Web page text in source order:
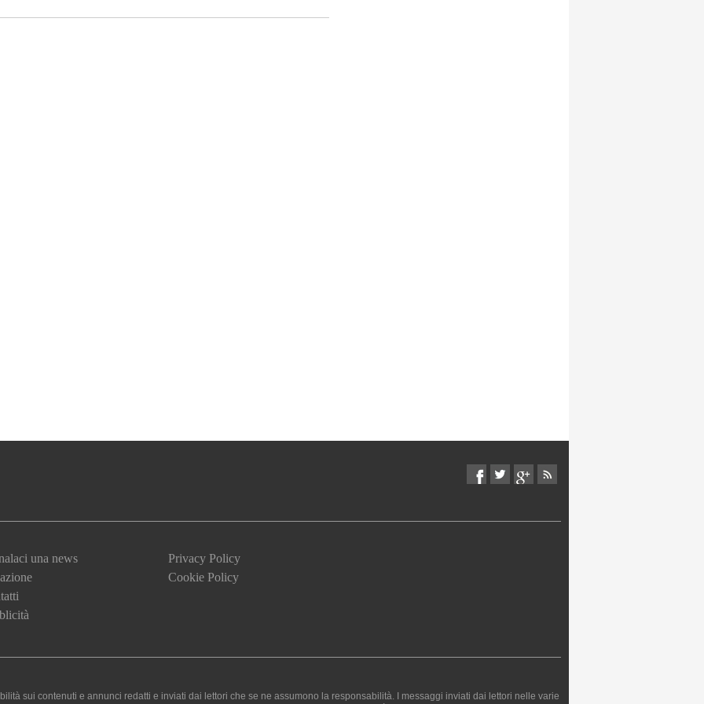
una news
Privacy Policy
Cookie Policy
sui contenuti e annunci redatti e inviati dai lettori che se ne assumono la responsabilità. I messaggi inviati dai lettori nelle varie